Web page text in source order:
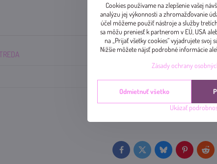
Doplnkové informácie
FacebookTwitterBlueskyPinterest
Cookies používame na zlepšenie vašej
analýzu jej výkonnosti a zhromažďovanie
účel môžeme použiť nástroje a služby
sa môžu preniesť k partnerom v EÚ, USA
na „Prijať všetky cookies“ vyjadrujete svoj
Nižšie môžete nájsť podrobné informácie
Zásady ochrany
Ukázať
Odmietnuť všetko